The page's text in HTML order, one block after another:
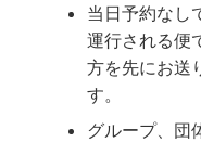
当日予約なし
運行される便
方を先にお送
す。
グループ、団